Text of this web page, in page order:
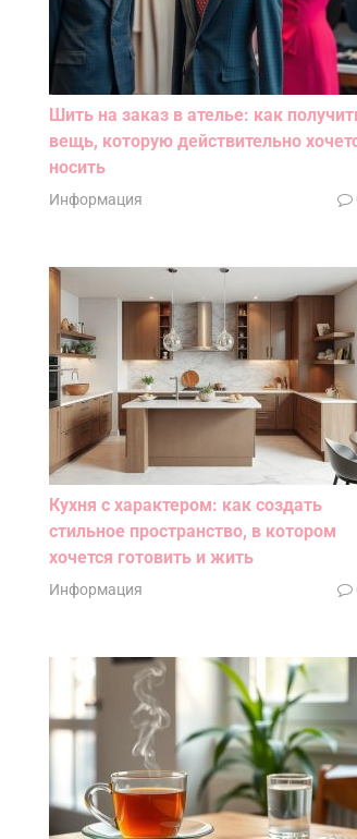
Шить на заказ в ателье: как
вещь, которую действительно
носить
Информация
Кухня с характером: как создать
стильное пространство, в котором
хочется готовить и жить
Информация